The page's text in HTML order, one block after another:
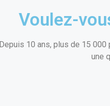
Voulez-
Depuis 10 ans, plus de 15
une